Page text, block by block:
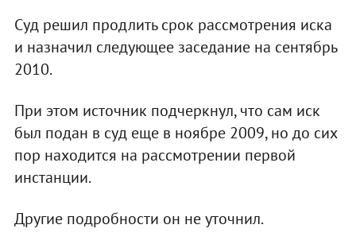
Суд решил продлить срок рассмотрения иска
и назначил следующее заседание на сентябрь
2010.
При этом источник подчеркнул, что сам иск
был подан в суд еще в ноябре 2009, но до сих
пор находится на рассмотрении первой
инстанции.
Другие подробности он не уточнил.